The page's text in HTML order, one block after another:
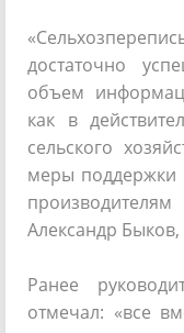
достаточно
объем
как в
сельского
меры
Александр
Ранее
отмечал: «все